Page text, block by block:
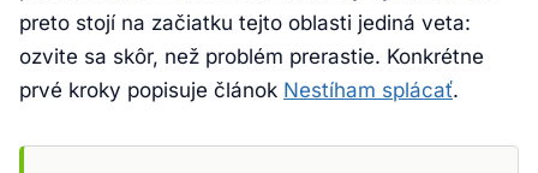
preto stojí na začiatku tejto oblasti jediná veta:
ozvite sa skôr, než problém prerastie. Konkrétne
prvé kroky popisuje článok Nestíham splácať.